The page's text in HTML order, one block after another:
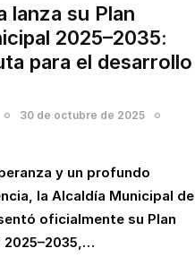
lanza su Plan
2025–2035:
para el desarrollo
30 de octubre de 2025
y un profundo
la Alcaldía Municipal de
oficialmente su Plan